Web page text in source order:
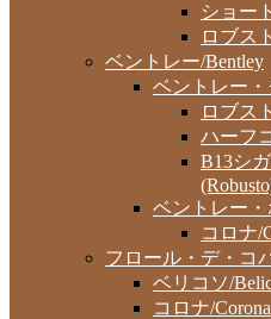
ショー
ロブス
ベントレー/Bentley
ベントレー・
ロブス
ハーフ
B13シ
ベントレー・
コロナ/
フロール・デ・コ
ベリコソ/
コロナ/Corona